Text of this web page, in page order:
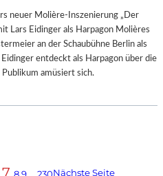
neuer Molière-Inszenierung „Der
Lars Eidinger als Harpagon Molières
an der Schaubühne Berlin als
entdeckt als Harpagon über die
amüsiert sich.
Nächste Seite